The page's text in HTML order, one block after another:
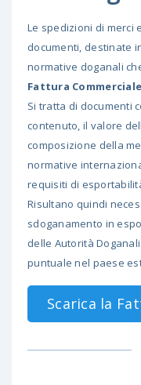
Le spedizioni di merci
documenti, destinate
normative doganali
Fattura
Si tratta di documenti
contenuto, il valore
composizione della
normative
requisiti di
Risultano quindi
sdoganamento in
delle Autorità
puntuale nel paese
Scarica la